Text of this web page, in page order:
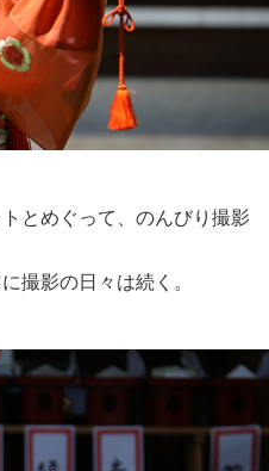
とめぐって、のんびり撮影
撮影の日々は続く。